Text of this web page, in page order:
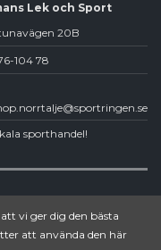
i varukorgen
Lek och Sport
20B
104 78
sporthandel!
vi ger dig den bästa
att använda den här